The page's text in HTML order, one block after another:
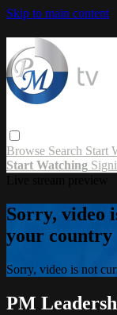
Skip to main content
Browse Search Start
Start Watching
Sorry, video
your country
Sorry, video is not
PM